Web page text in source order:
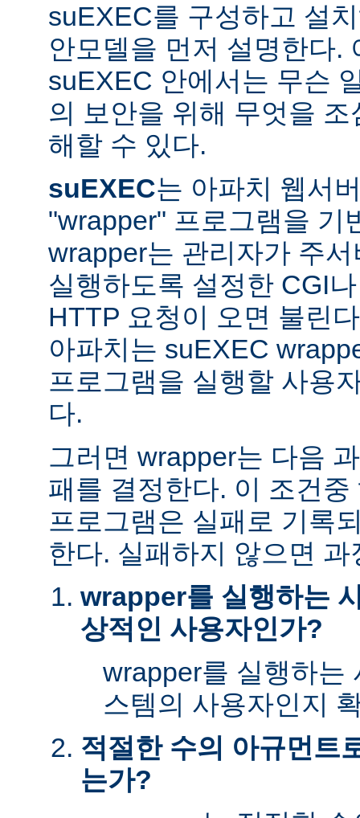
suEXEC를 구성하고 설
안모델을 먼저 설명한다.
suEXEC 안에서는 무슨
의 보안을 위해 무엇을
해할 수 있다.
suEXEC는 아파치 웹서
"wrapper" 프로그램을 기
wrapper는 관리자가 주
실행하도록 설정한 CGI
HTTP 요청이 오면 불린
아파치는 suEXEC
프로그램을 실행할 사용
다.
그러면 wrapper는 다음
패를 결정한다. 이 조건
프로그램은 실패로 기록
한다. 실패하지 않으면
wrapper를 실행하는
상적인 사용자인가?
wrapper를 실행하는
스템의 사용자인지
적절한 수의 아규먼트
는가?